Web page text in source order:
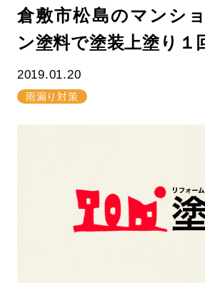
倉敷市松島のマンシ
ン塗料で塗装上塗り１
2019.01.20
雨漏り対策